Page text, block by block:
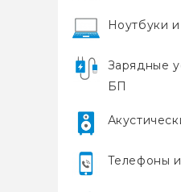
Ноутбуки
Зарядные
БП
Телефоны